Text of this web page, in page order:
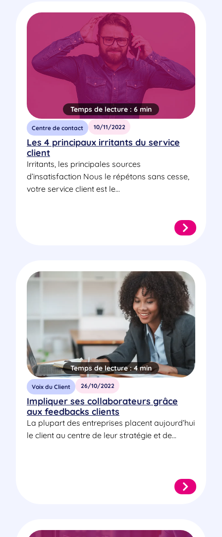
Temps de lecture : 6 min
Centre de contact 10/11/2022
Les 4 principaux irritants du service
client
Irritants, les principales sources
d’insatisfaction Nous le répétons sans cesse,
votre service client est le...
Temps de lecture :4 min
Voix du Client 26/10/2022
Impliquer ses collaborateurs grâce
aux feedbacks clients
La plupart des entreprises placent aujourd’hui
le client au centre de leur stratégie et de...